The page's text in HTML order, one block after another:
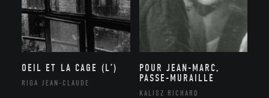
OEIL ET LA CAGE (L’)
RIGA JEAN-CLAUDE
POUR JEAN-MARC,
PASSE-MURAILLE
KALISZ RICHARD